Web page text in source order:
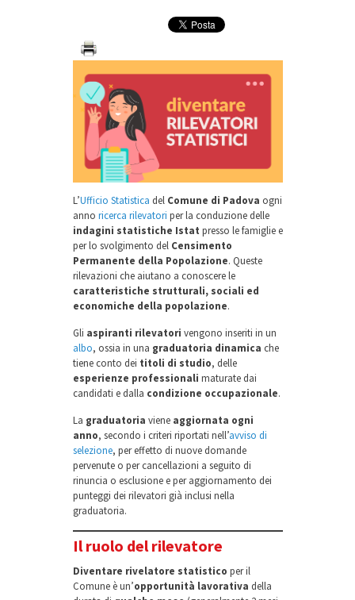
L’Ufficio Statistica del Comune di Padova ogni
anno ricerca rilevatori per la conduzione delle
indagini statistiche Istat presso le famiglie e
per lo svolgimento del Censimento
Permanente della Popolazione. Queste
rilevazioni che aiutano a conoscere le
caratteristiche strutturali, sociali ed
economiche della popolazione.
Gli aspiranti rilevatori vengono inseriti in un
albo, ossia in una graduatoria dinamica che
tiene conto dei titoli di studio, delle
esperienze professionali maturate dai
candidati e dalla condizione occupazionale.
La graduatoria viene aggiornata ogni
anno, secondo i criteri riportati nell’avviso di
selezione, per effetto di nuove domande
pervenute o per cancellazioni a seguito di
rinuncia o esclusione e per aggiornamento dei
punteggi dei rilevatori già inclusi nella
graduatoria.
Il ruolo del rilevatore
Diventare rivelatore statistico per il
Comune è un’opportunità lavorativa della